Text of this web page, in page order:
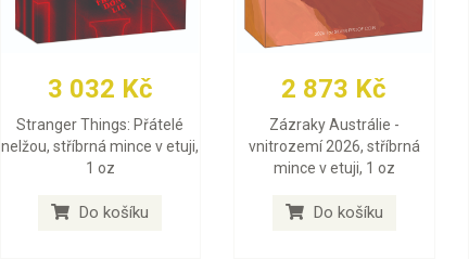
3 032 Kč
Stranger Things: Přátelé
nelžou, stříbrná mince v etuji,
1 oz
Do košíku
2 873 Kč
Zázraky Austrálie -
vnitrozemí 2026, stříbrná
mince v etuji, 1 oz
Do košíku